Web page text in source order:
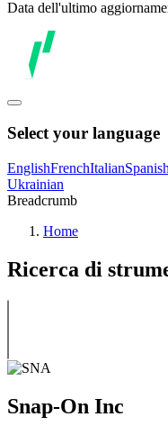
Data dell'ultimo
Select your language
EnglishFrenchItalianSpanish
Ukrainian
Breadcrumb
Home
Ricerca di
Snap-On Inc